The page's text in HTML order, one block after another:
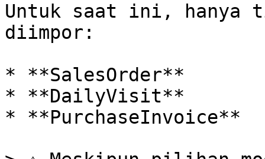
Untuk saat ini, hanya
diimpor:
* **SalesOrder**
* **DailyVisit**
* **PurchaseInvoice**